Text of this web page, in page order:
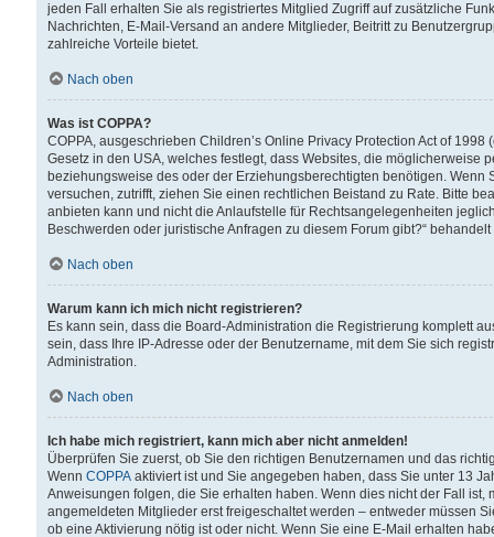
jeden Fall erhalten Sie als registriertes Mitglied Zugriff auf zusätzliche
Nachrichten, E-Mail-Versand an andere Mitglieder, Beitritt zu
zahlreiche Vorteile bietet.
Nach oben
Was ist COPPA?
COPPA, ausgeschrieben Children’s Online Privacy Protection Act of
Gesetz in den USA, welches festlegt, dass Websites, die
beziehungsweise des oder der Erziehungsberechtigten benötigen.
versuchen, zutrifft, ziehen Sie einen rechtlichen Beistand zu Rate. Bitte
anbieten kann und nicht die Anlaufstelle für Rechtsangelegenheiten
Beschwerden oder juristische Anfragen zu diesem Forum gibt?“
Nach oben
Warum kann ich mich nicht registrieren?
Es kann sein, dass die Board-Administration die Registrierung komplett
sein, dass Ihre IP-Adresse oder der Benutzername, mit dem Sie sich
Administration.
Nach oben
Ich habe mich registriert, kann mich aber nicht anmelden!
Überprüfen Sie zuerst, ob Sie den richtigen Benutzernamen und das
Wenn COPPA aktiviert ist und Sie angegeben haben, dass Sie unter 13
Anweisungen folgen, die Sie erhalten haben. Wenn dies nicht der Fall
angemeldeten Mitglieder erst freigeschaltet werden – entweder müssen
ob eine Aktivierung nötig ist oder nicht. Wenn Sie eine E-Mail erhalten